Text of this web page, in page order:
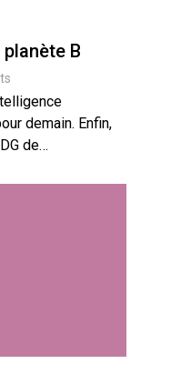
n’est pas le
B
demain. Enfin,
de…